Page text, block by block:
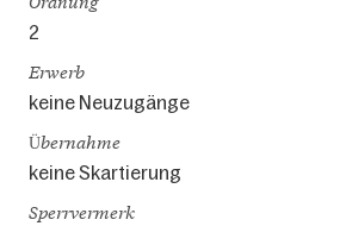
2
Erwerb
keine Neuzugänge
Übernahme
keine Skartierung
Sperrvermerk